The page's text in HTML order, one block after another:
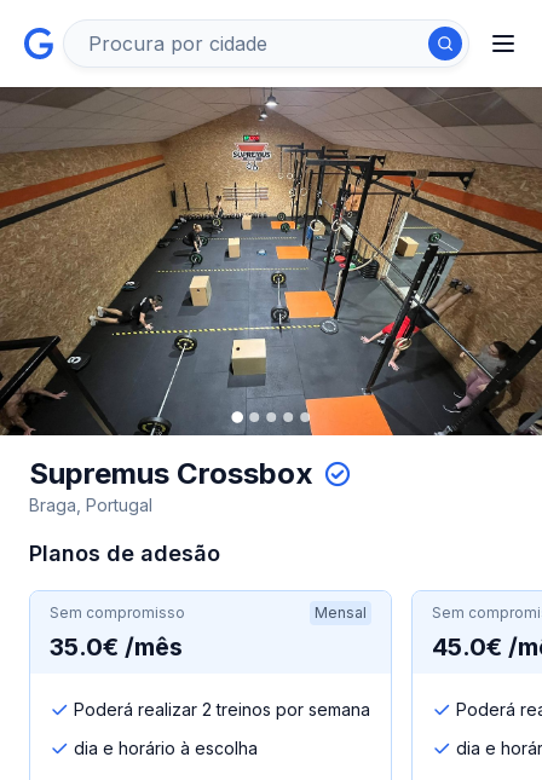
Supremus Crossbox
Braga, Portugal
Planos de adesão
Sem compromisso Mensal
35.0€ /mês
Poderá realizar 2 treinos por semana
dia e horário à escolha
Sem
45.0€ /
Poderá
dia e